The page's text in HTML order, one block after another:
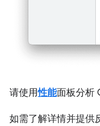
请使用性能面板分析
如需了解详情并提供